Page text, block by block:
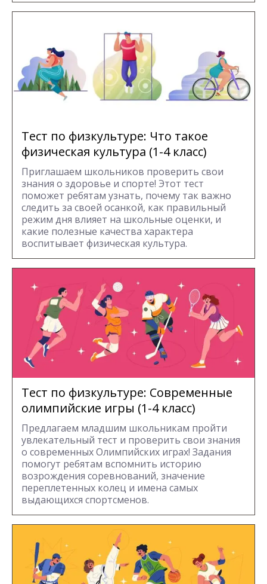
Тест по физкультуре: Что такое
физическая культура (1-4 класс)
Приглашаем школьников проверить свои
знания о здоровье и спорте! Этот тест
поможет ребятам узнать, почему так важно
следить за своей осанкой, как правильный
режим дня влияет на школьные оценки, и
какие полезные качества характера
воспитывает физическая культура.
Тест по физкультуре: Современные
олимпийские игры (1-4 класс)
Предлагаем младшим школьникам пройти
увлекательный тест и проверить свои знания
о современных Олимпийских играх! Задания
помогут ребятам вспомнить историю
возрождения соревнований, значение
переплетенных колец и имена самых
выдающихся спортсменов.